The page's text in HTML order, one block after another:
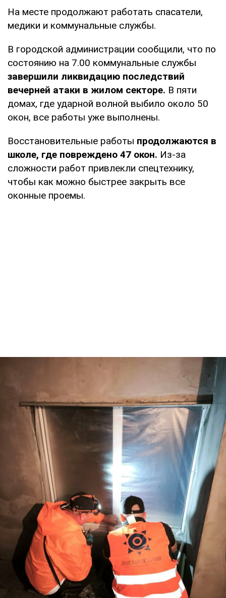
На месте продолжают работать спасатели,
медики и коммунальные службы.
В городской администрации сообщили, что по
состоянию на 7.00 коммунальные службы
завершили ликвидацию последствий
вечерней атаки в жилом секторе. В пяти
домах, где ударной волной выбило около 50
окон, все работы уже выполнены.
Восстановительные работы продолжаются в
школе, где повреждено 47 окон. Из-за
сложности работ привлекли спецтехнику,
чтобы как можно быстрее закрыть все
оконные проемы.